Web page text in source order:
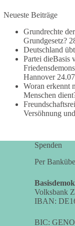
wir stehen und
wählen.
Mehr Infos:https://
#dieBasis
#DeineStimmezählt
6 14
2 Tage(n) zuvor
🔎 Über 100-mal
Anthony Fauci,
ehemaligen US-
Anhörung des US-
Neueste Beiträge
Grundrechte
Grundgesetz?
Deutschland
Partei dieBasis
Hannover
Woran erkennt
Menschen
Versöhnung
Spenden
Per
Volksbank
IBAN:
BIC: